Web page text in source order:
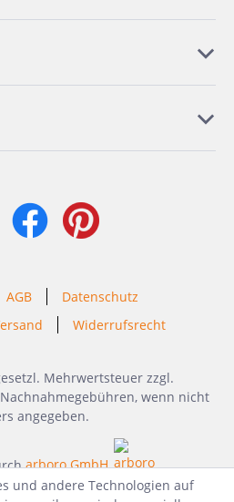
AGB
Datenschutz
Widerrufsrecht
Mehrwertsteuer zzgl.
wenn nicht
angegeben.
arboro GmbH
und andere Technologien auf